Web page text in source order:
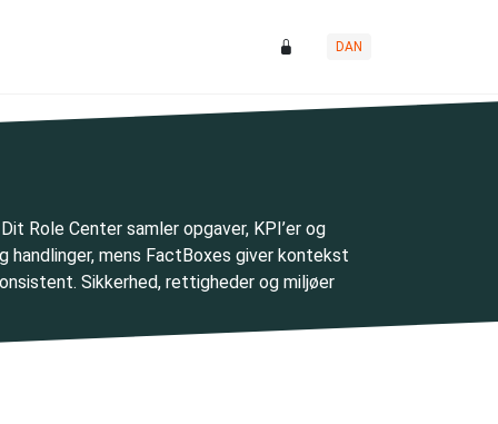
DAN
Role Center samler opgaver, KPI’er og
handlinger, mens FactBoxes giver kontekst
Sikkerhed, rettigheder og miljøer